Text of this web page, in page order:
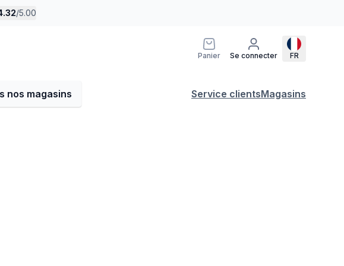
/5.00
Panier Se connecter FR
nos magasins Service clientsMagasins